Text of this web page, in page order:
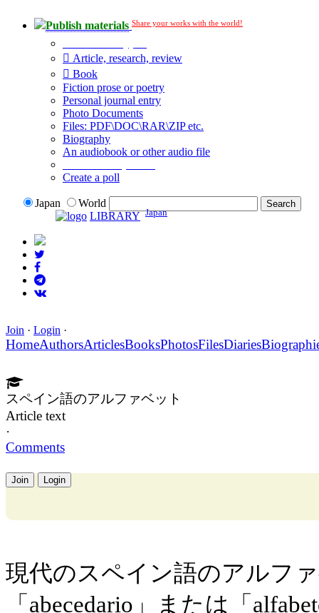
Publish materials Share your works with the world!
Article, research, review
Book
Fiction prose or poetry
Personal journal entry
Photo Documents
Files: PDF\DOC\RAR\ZIP etc.
Biography
An audiobook or other audio file
Create a poll
Japan
World
LIBRARY Japan
Join · Login ·
HomeAuthorsArticlesBooksPhotosFilesDiaries
スペイン語のアルファベット
Article text
·
Comments
Join Login
現代のスペイン語のアルフ
「abecedario」または「